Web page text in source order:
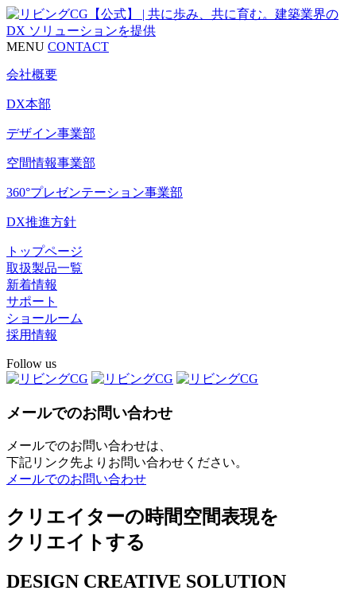
MENU CONTACT
会社概要
DX本部
デザイン事業部
空間情報事業部
360°プレゼンテーション事業部
DX推進方針
トップページ
取扱製品一覧
新着情報
サポート
ショールーム
採用情報
Follow us
メールでのお問い合わせ
メールでのお問い合わせは、
下記リンク先よりお問い合わせください。
メールでのお問い合わせ
クリエイターの時間空間表現を
クリエイトする
DESIGN CREATIVE SOLUTION